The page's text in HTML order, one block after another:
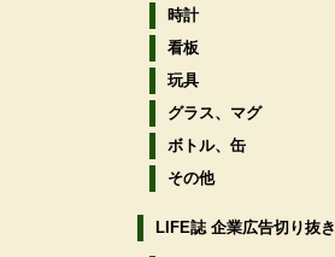
時計
看板
玩具
グラス、マグ
ボトル、缶
その他
LIFE誌 企業広告切り抜き